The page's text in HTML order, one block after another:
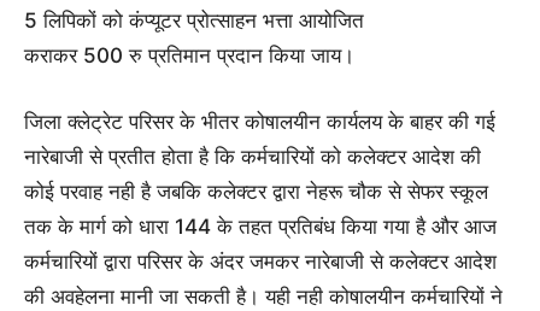
5 लिपिकों को कंप्यूटर प्रोत्साहन भत्ता आयोजित
कराकर 500 रु प्रतिमान प्रदान किया जाय।
जिला क्लेट्रेट परिसर के भीतर कोषालयीन कार्यलय के बाहर की गई
नारेबाजी से प्रतीत होता है कि कर्मचारियों को कलेक्टर आदेश की
कोई परवाह नही है जबकि कलेक्टर द्वारा नेहरू चौक से सेफर स्कूल
तक के मार्ग को धारा 144 के तहत प्रतिबंध किया गया है और आज
कर्मचारियों द्वारा परिसर के अंदर जमकर नारेबाजी से कलेक्टर आदेश
की अवहेलना मानी जा सकती है। यही नही कोषालयीन कर्मचारियों ने